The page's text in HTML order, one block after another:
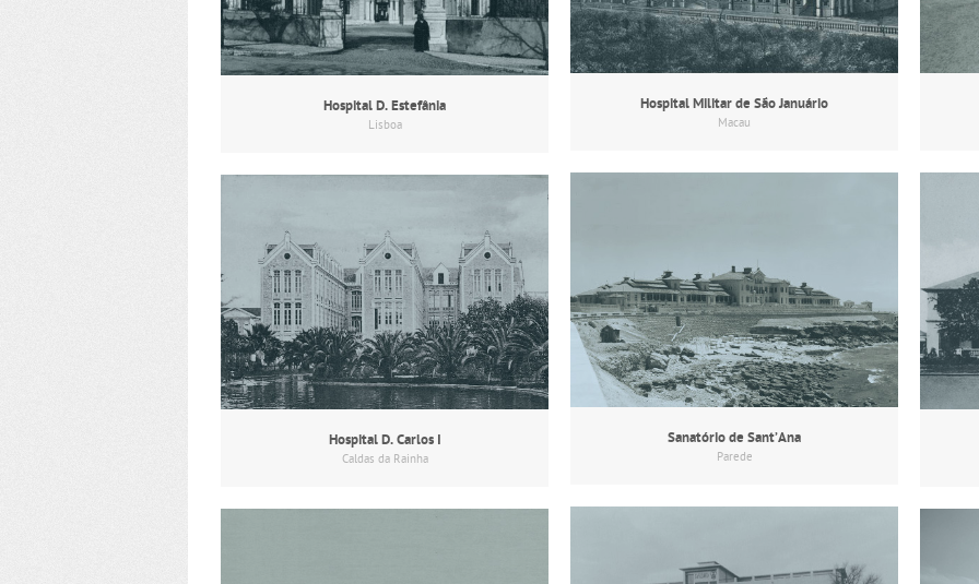
Hospital D. Estefânia
Lisboa
Hospital Militar de São Januário
Macau
Sanatório de Sant’Ana
Parede
Hospital D. Carlos I
Caldas da Rainha